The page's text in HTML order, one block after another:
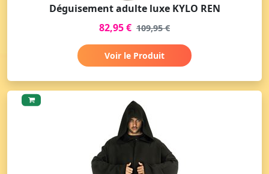
Déguisement adulte luxe KYLO REN
82,95 € 109,95 €
Voir le Produit